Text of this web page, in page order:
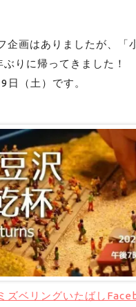
企画はありましたが、「
ぶりに帰ってきました！
（土）です。
ズベリングいたばし